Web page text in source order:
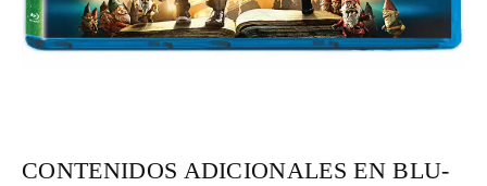
CONTENIDOS ADICIONALES EN BLU-